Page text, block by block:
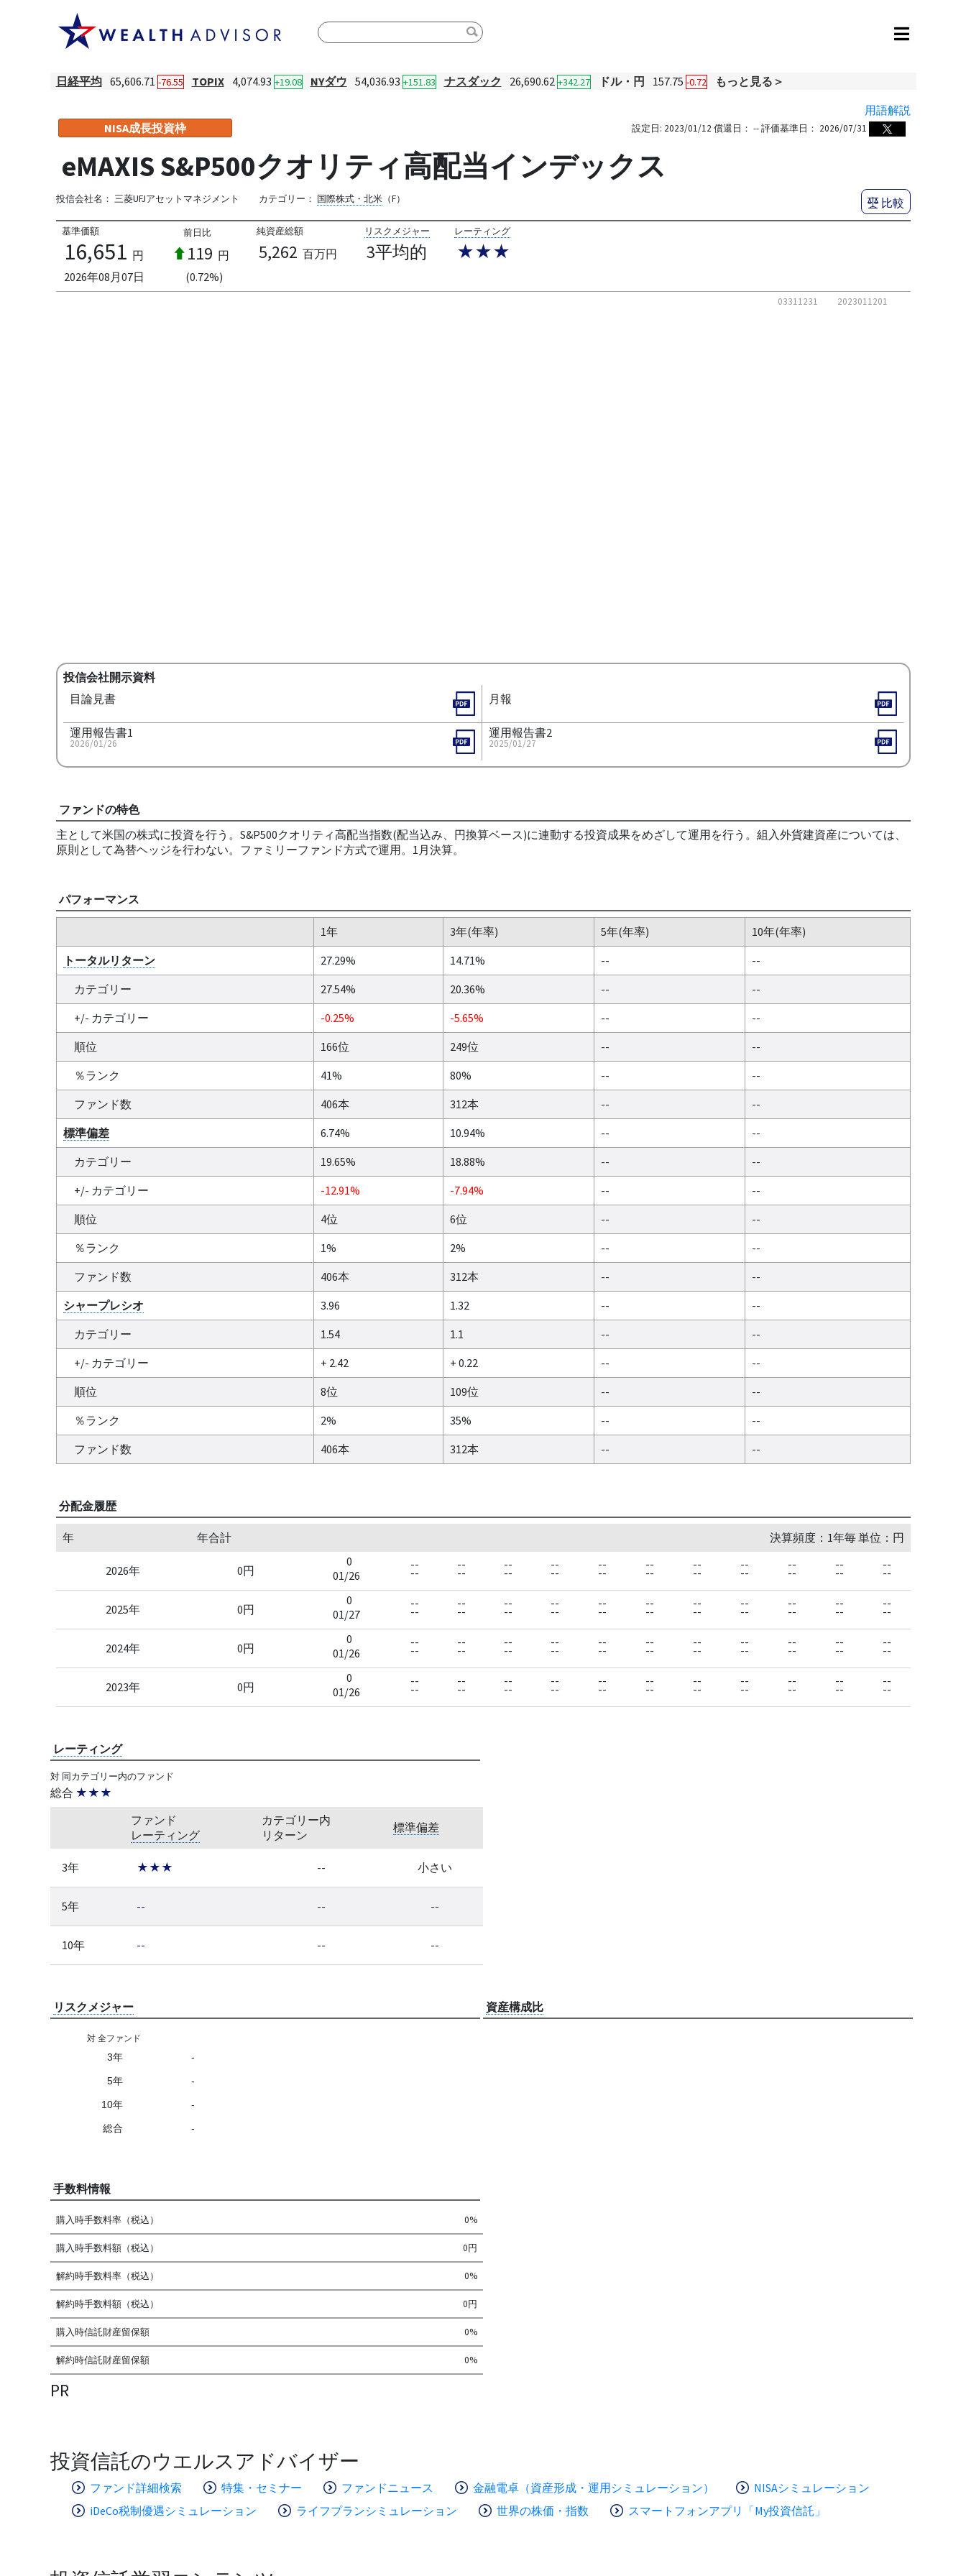
日経平均 65,606.71 -76.55 TOPIX 4,074.93 +19.08 NYダウ 54,036.93 +151.83 ナスダック 26,690.62 +342.27 ドル・円 157.75 -0.72
もっと見る＞
用語解説
NISA成長投資枠
設定日: 2023/01/12 償還日： -- 評価基準日： 2026/07/31
eMAXIS S&P500クオリティ高配当インデックス
投信会社名： 三菱UFJアセットマネジメント カテゴリー： 国際株式・北米（F） 比較
基準価額
16,651 円
2026年08月07日
前日比
119 円
(0.72%)
純資産総額
5,262 百万円
リスクメジャー
3平均的
レーティング
★★★
03311231 2023011201
投信会社開示資料
目論見書
月報
運用報告書1
2026/01/26
運用報告書2
2025/01/27
ファンドの特色
主として米国の株式に投資を行う。S&P500クオリティ高配当指数(配当込み、円換算ベース)に連動する投資成果をめざして運用を行う。組入外貨建資産については、
原則として為替ヘッジを行わない。ファミリーファンド方式で運用。1月決算。
パフォーマンス
1年 3年(年率) 5年(年率)
10年(年率)
トータルリターン
27.29% 14.71% --
--
カテゴリー
27.54% 20.36% --
--
+/- カテゴリー
-0.25% -5.65% --
--
順位
166位 249位 --
--
％ランク
41% 80% --
--
ファンド数
406本 312本 --
--
標準偏差
6.74% 10.94% --
--
カテゴリー
19.65% 18.88% --
--
+/- カテゴリー
-12.91% -7.94% --
--
順位
4位 6位 --
--
％ランク
1% 2% --
--
ファンド数
406本 312本 --
--
シャープレシオ
3.96 1.32 --
--
カテゴリー
1.54 1.1 --
--
+/- カテゴリー
+ 2.42 + 0.22 --
--
順位
8位 109位 --
--
％ランク
2% 35% --
--
ファンド数
406本 312本 -- --
分配金履歴
年 年合計 決算頻度：1年毎 単位：円
2026年 0円
0
01/26
--
--
--
--
--
--
--
--
--
--
--
--
--
--
--
--
--
--
--
--
--
--
2025年 0円
0
01/27
--
--
--
--
--
--
--
--
--
--
--
--
--
--
--
--
--
--
--
--
--
--
2024年 0円
0
01/26
--
--
--
--
--
--
--
--
--
--
--
--
--
--
--
--
--
--
--
--
--
--
2023年 0円
0
01/26
--
--
--
--
--
--
--
--
--
--
--
--
--
--
--
--
--
--
--
--
--
--
レーティング
対 同カテゴリー内のファンド
総合 ★★★
ファンド
レーティング
カテゴリー内
リターン
標準偏差
3年 ★★★ -- 小さい
5年 -- -- --
10年 -- -- --
リスクメジャー
対 全ファンド
3年 -
5年 -
10年 -
総合 -
資産構成比
手数料情報
購入時手数料率（税込） 0%
購入時手数料額（税込） 0円
解約時手数料率（税込） 0%
解約時手数料額（税込） 0円
購入時信託財産留保額 0%
解約時信託財産留保額 0%
PR
投資信託のウエルスアドバイザー
ファンド詳細検索 特集・セミナー ファンドニュース 金融電卓（資産形成・運用シミュレーション）
NISAシミュレーション
iDeCo税制優遇シミュレーション
ライフプランシミュレーション 世界の株価・指数 スマートフォンアプリ「My投資信託」